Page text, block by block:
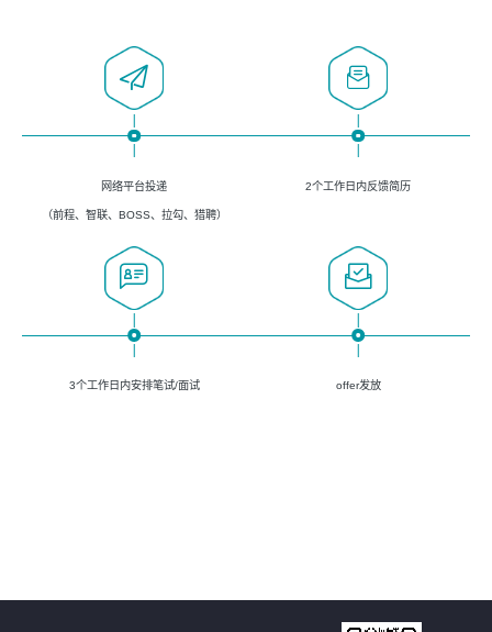
网络平台投递
（前程、智联、BOSS、拉勾、猎聘）
2个工作日内反馈简历
3个工作日内安排笔试/面试 offer发放